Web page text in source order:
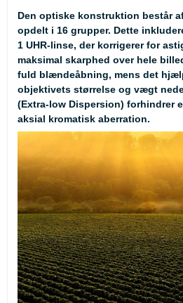
Den optiske konstruktion består
opdelt i 16 grupper. Dette
1 UHR-linse, der korrigerer for
maksimal skarphed over hele
fuld blændeåbning, mens det
objektivets størrelse og vægt
(Extra-low Dispersion) forhindrer
aksial kromatisk aberration.